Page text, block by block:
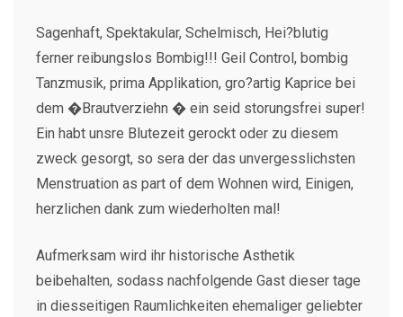
Sagenhaft, Spektakular, Schelmisch, Hei?blutig
ferner reibungslos Bombig!!! Geil Control, bombig
Tanzmusik, prima Applikation, gro?artig Kaprice bei
dem �Brautverziehn � ein seid storungsfrei super!
Ein habt unsre Blutezeit gerockt oder zu diesem
zweck gesorgt, so sera der das unvergesslichsten
Menstruation as part of dem Wohnen wird, Einigen,
herzlichen dank zum wiederholten mal!
Aufmerksam wird ihr historische Asthetik
beibehalten, sodass nachfolgende Gast dieser tage
in diesseitigen Raumlichkeiten ehemaliger geliebter